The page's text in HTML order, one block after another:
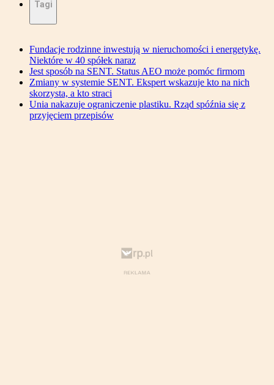
Tagi
Fundacje rodzinne inwestują w nieruchomości i energetykę.
Niektóre w 40 spółek naraz
Jest sposób na SENT. Status AEO może pomóc firmom
Zmiany w systemie SENT. Ekspert wskazuje kto na nich
skorzysta, a kto straci
Unia nakazuje ograniczenie plastiku. Rząd spóźnia się z
przyjęciem przepisów